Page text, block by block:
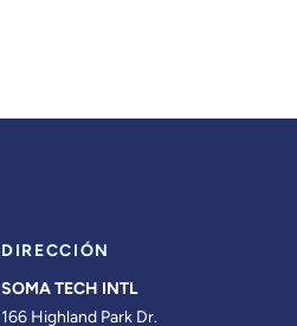
DIRECCIÓN
SOMA TECH INTL
166 Highland Park Dr.